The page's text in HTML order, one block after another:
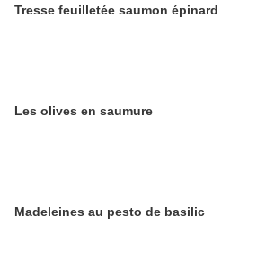
Tresse feuilletée saumon épinard
Les olives en saumure
Madeleines au pesto de basilic